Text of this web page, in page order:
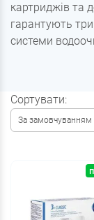
картриджів та
гарантують
системи
Сортувати:
За замовчуванням